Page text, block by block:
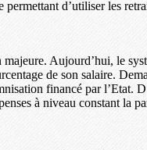
d’utiliser les
Aujourd’hui, le
de son salaire.
financé par l’Etat.
à niveau constant la